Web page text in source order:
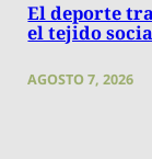
El deporte
el tejido
AGOSTO 7, 2026